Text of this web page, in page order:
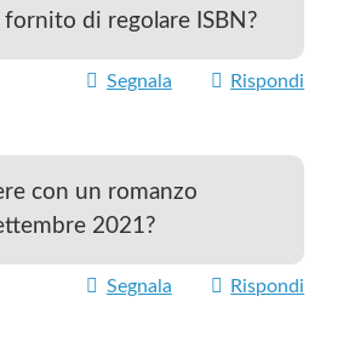
di regolare ISBN?
Segnala Rispondi
con un romanzo
2021?
Segnala Rispondi